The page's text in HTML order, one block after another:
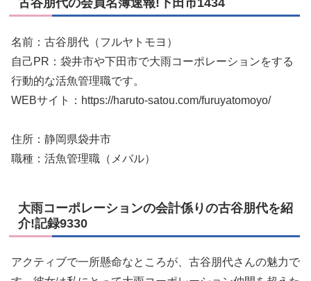
古谷朋代の会員名簿速報!下田市1434
名前：古谷朋代（フルヤトモヨ）
自己PR：袋井市や下田市で大雨コーポレーションをする
行動的な活魚管理職です。
WEBサイト：https://haruto-satou.com/furuyatomoyo/
住所：静岡県袋井市
職種：活魚管理職（メバル）
大雨コーポレーションの会計係りの古谷朋代を紹
介!記録9330
アクティブで一所懸命なところが、古谷朋代さんの魅力で